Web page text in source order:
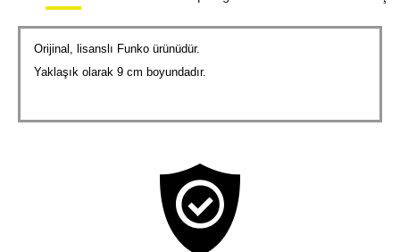
Orijinal, lisanslı Funko ürünüdür.
Yaklaşık olarak 9 cm boyundadır.